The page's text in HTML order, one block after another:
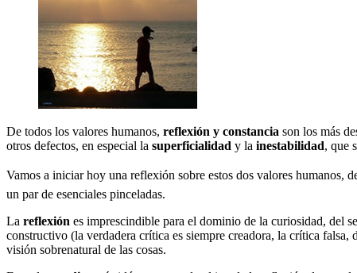
De todos los valores humanos, reflexión y constancia son los más
otros defectos, en especial la superficialidad y la inestabilidad, que
Vamos a iniciar hoy una reflexión sobre estos dos valores humanos,
un par de esenciales pinceladas.
La reflexión es imprescindible para el dominio de la curiosidad, del
constructivo (la verdadera crítica es siempre creadora, la crítica
visión sobrenatural de las cosas.